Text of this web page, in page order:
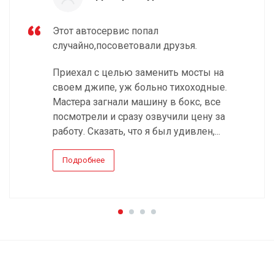
Этот автосервис попал
случайно,посоветовали друзья.
Приехал с целью заменить мосты на
своем джипе, уж больно тихоходные.
Мастера загнали машину в бокс, все
посмотрели и сразу озвучили цену за
работу. Сказать, что я был удивлен,...
Подробнее